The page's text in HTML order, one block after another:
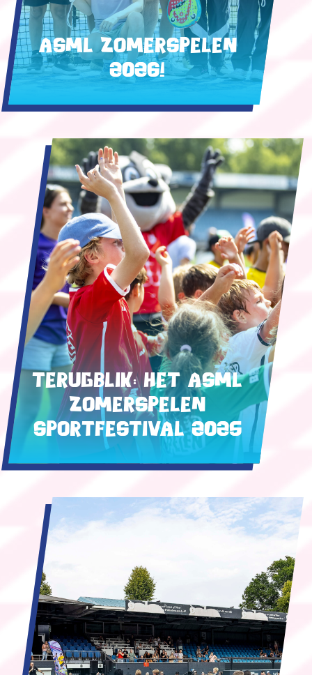
ASML Zomerspelen
2026!
Terugblik: het ASML
Zomerspelen
Sportfestival 2025